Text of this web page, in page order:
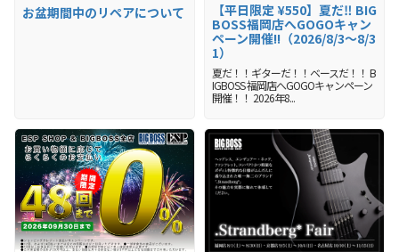
お盆期間中のリペアについて
【平日限定 ¥550】夏だ‼ BIG
BOSS福岡店へGOGOキャン
ペーン開催!!（2026/8/3～8/3
1）
夏だ！！ギターだ！！ベースだ！！ B
IGBOSS 福岡店へGOGOキャンペーン
開催！！ 2026年8...